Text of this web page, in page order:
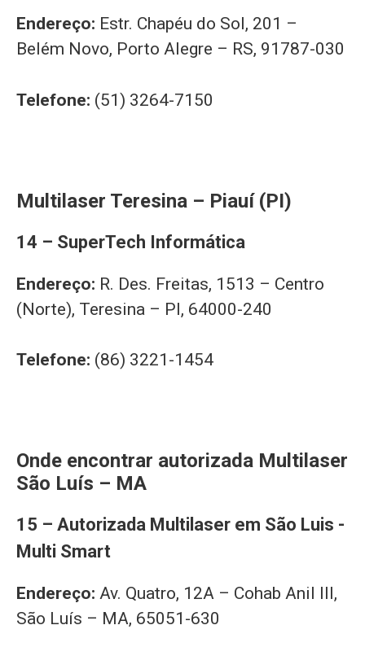
Endereço: Estr. Chapéu do Sol, 201 –
Belém Novo, Porto Alegre – RS, 91787-030
Telefone: (51) 3264-7150
Multilaser Teresina – Piauí (PI)
14 – SuperTech Informática
Endereço: R. Des. Freitas, 1513 – Centro
(Norte), Teresina – PI, 64000-240
Telefone: (86) 3221-1454
Onde encontrar autorizada Multilaser
São Luís – MA
15 – Autorizada Multilaser em São Luis -
Multi Smart
Endereço: Av. Quatro, 12A – Cohab Anil III,
São Luís – MA, 65051-630